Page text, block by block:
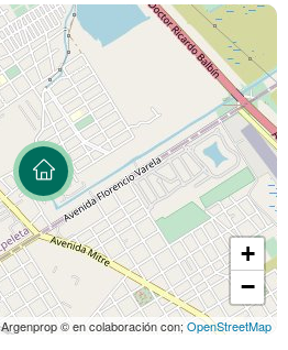
+
−
Argenprop © en colaboración con; OpenStreetMap